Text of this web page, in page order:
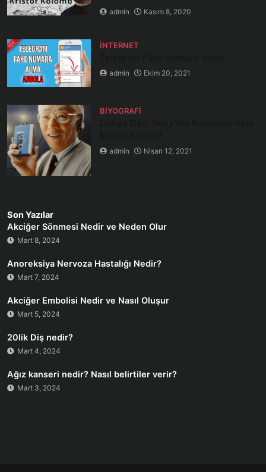
admin Kasım 8, 2020
İNTERNET
admin Ekim 20, 2021
BIYOGRAFI
admin Nisan 12, 2021
Son Yazılar
Akciğer Sönmesi Nedir ve Neden Olur
Mart 8, 2024
Anoreksiya Nervoza Hastalığı Nedir?
Mart 7, 2024
Akciğer Embolisi Nedir ve Nasıl Oluşur
Mart 5, 2024
20lik Diş nedir?
Mart 4, 2024
Ağız kanseri nedir? Nasıl belirtiler verir?
Mart 3, 2024